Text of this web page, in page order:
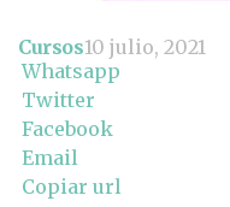
Cursos10 julio, 2021
Whatsapp
Twitter
Facebook
Email
Copiar url